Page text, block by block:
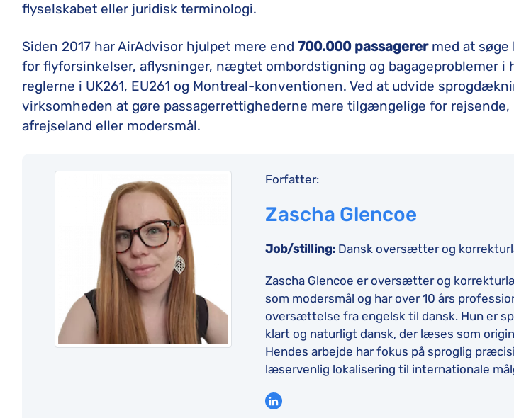
flyselskabet eller juridisk terminologi.
Siden 2017 har AirAdvisor hjulpet mere end 700.000 passagerermed at søge
for flyforsinkelser, aflysninger, nægtet ombordstigning og bagageproblemer i
reglerne i UK261, EU261 og Montreal-konventionen. Ved at udvide
virksomheden at gøre passagerrettighederne mere tilgængelige for rejsende,
afrejseland eller modersmål.
Forfatter:
Zascha Glencoe
Job/stilling:Dansk oversætter og
Zascha Glencoe er oversætter og
som modersmål og har over 10 års
oversættelse fra engelsk til dansk. Hun er
klart og naturligt dansk, der læses som
Hendes arbejde har fokus på sproglig
læservenlig lokalisering til internationale